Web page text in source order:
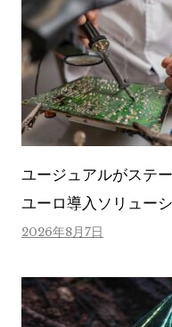
ユージュアルがステ
ユーロ導入ソリュー
2026年8月7日